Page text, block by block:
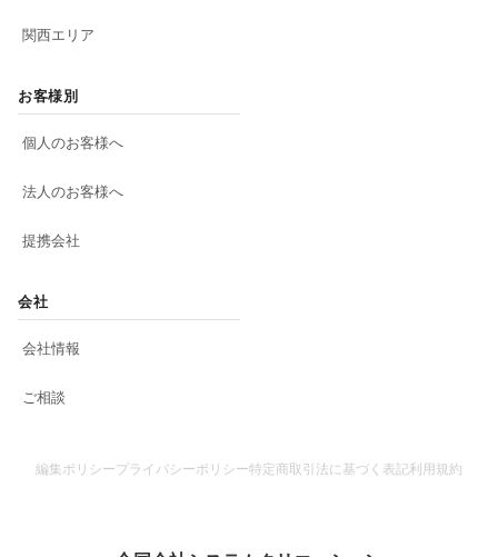
関西エリア
お客様別
個人のお客様へ
法人のお客様へ
提携会社
会社
会社情報
ご相談
編集ポリシープライバシーポリシー特定商取引法に基づく表記利用規約